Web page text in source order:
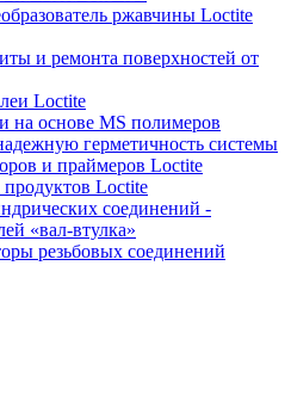
ржавчины Loctite
и ремонта поверхностей от
Loctite
на основе MS полимеров
герметичность системы
и праймеров Loctite
Loctite
соединений -
«вал-втулка»
резьбовых соединений